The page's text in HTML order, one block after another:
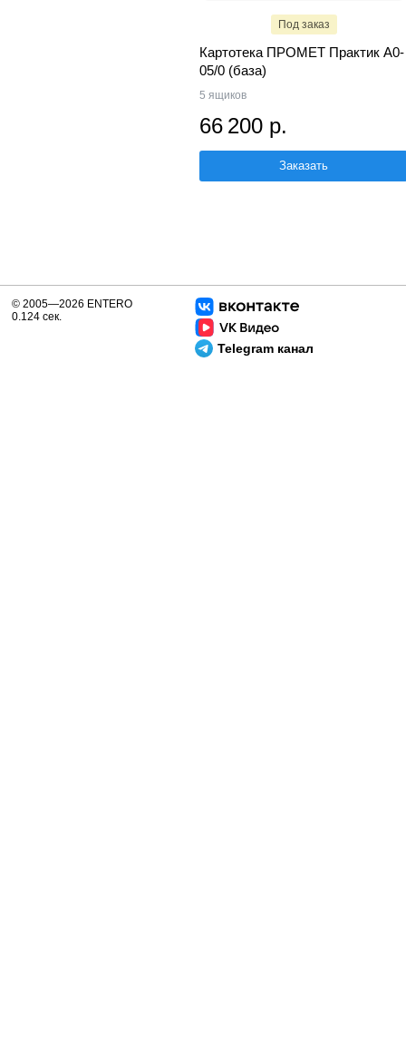
Под заказ
Картотека ПРОМЕТ Практик A0-
05/0 (база)
5 ящиков
66 200 р.
Заказать
Telegram канал
© 2005—2026 ENTERO
0.124 сек.